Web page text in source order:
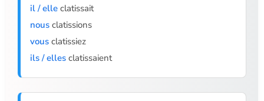
il / elle clatissait
nous clatissions
vous clatissiez
ils / elles clatissaient